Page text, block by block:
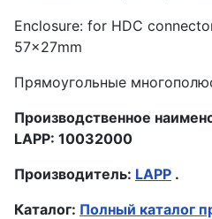
Enclosure: for HDC
57x27mm
Прямоугольные
Производственное
LAPP: 10032000
Производитель: LAPP .
Каталог: Полный каталог